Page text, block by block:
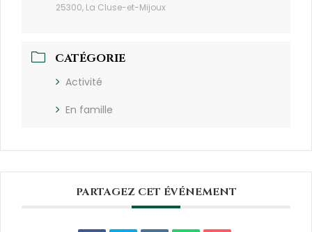
25300, La Cluse-et-Mijoux
CATÉGORIE
Activité
En famille
PARTAGEZ CET ÉVÉNEMENT